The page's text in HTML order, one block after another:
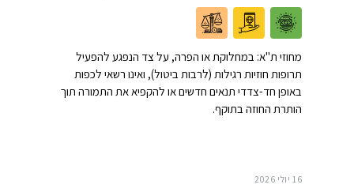
מחוזי ת"א: במחלוקת או הפרה, על צד הנפגע להפעיל
תרופות חוזיות רגילות (לרבות ביטול), ואינו רשאי לכפות
באופן חד-צדדי תנאים חדשים או להקפיא את התמורה תוך
הותרת החוזה בתוקף.
16 יולי 2026